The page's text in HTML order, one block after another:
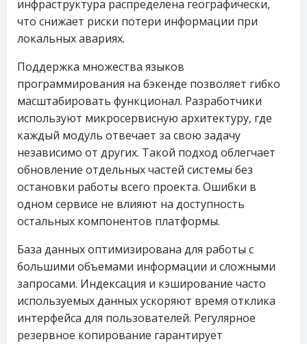
инфраструктура распределена географически,
что снижает риски потери информации при
локальных авариях.
Поддержка множества языков
программирования на бэкенде позволяет гибко
масштабировать функционал. Разработчики
используют микросервисную архитектуру, где
каждый модуль отвечает за свою задачу
независимо от других. Такой подход облегчает
обновление отдельных частей системы без
остановки работы всего проекта. Ошибки в
одном сервисе не влияют на доступность
остальных компонентов платформы.
База данных оптимизирована для работы с
большими объемами информации и сложными
запросами. Индексация и кэширование часто
используемых данных ускоряют время отклика
интерфейса для пользователей. Регулярное
резервное копирование гарантирует